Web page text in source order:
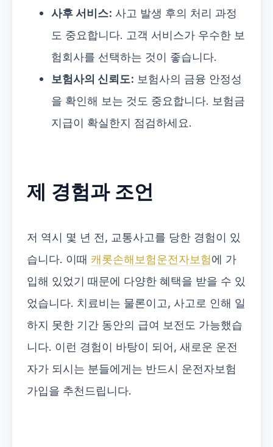
사후 서비스: 사고 발생 후의 처리 과정
도 중요합니다. 고객 서비스가 우수한 보
험회사를 선택하는 것이 좋습니다.
보험사의 신뢰도: 보험사의 금융 안정성
을 확인해 보는 것도 중요합니다. 보험금
지급이 확실한지 점검하세요.
제 경험과 조언
저 역시 몇 년 전, 교통사고를 당한 경험이 있
습니다. 이때 캐롯손해보험운전자보험에 가
입해 있었기 때문에 다양한 혜택을 받을 수 있
었습니다. 치료비는 물론이고, 사고로 인해 일
하지 못한 기간 동안의 급여 보전도 가능했습
니다. 이런 경험이 바탕이 되어, 새로운 운전
자가 되시는 분들에게는 반드시 운전자보험
가입을 추천드립니다.